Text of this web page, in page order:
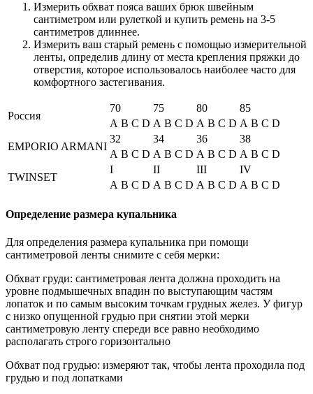
Измерить обхват пояса ваших брюк швейным
сантиметром или рулеткой и купить ремень на 3-5
сантиметров длиннее.
Измерить ваш старый ремень с помощью измерительной
ленты, определив длину от места крепления пряжки до
отверстия, которое использовалось наиболее часто для
комфортного застегивания.
Россия
70 75 80
85
A B C D A B C D A B C D A B C D
EMPORIO ARMANI
32 34 36
38
A B C D A B C D A B C D A B C D
TWINSET
I II III
IV
A B C D A B C D A B C D A B C D
Определение размера купальника
Для определения размера купальника при помощи
сантиметровой ленты снимите с себя мерки:
Обхват груди: сантиметровая лента должна проходить на
уровне подмышечных впадин по выступающим частям
лопаток и по самым высоким точкам грудных желез. У фигур
с низко опущенной грудью при снятии этой мерки
сантиметровую ленту спереди все равно необходимо
располагать строго горизонтально
Обхват под грудью: измеряют так, чтобы лента проходила под
грудью и под лопатками